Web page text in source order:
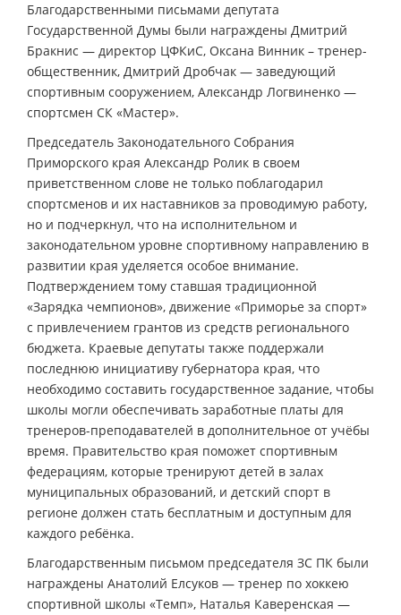
Благодарственными письмами депутата
Государственной Думы были награждены Дмитрий
Бракнис — директор ЦФКиС, Оксана Винник – тренер-
общественник, Дмитрий Дробчак — заведующий
спортивным сооружением, Александр Логвиненко —
спортсмен СК «Мастер».
Председатель Законодательного Собрания
Приморского края Александр Ролик в своем
приветственном слове не только поблагодарил
спортсменов и их наставников за проводимую работу,
но и подчеркнул, что на исполнительном и
законодательном уровне спортивному направлению в
развитии края уделяется особое внимание.
Подтверждением тому ставшая традиционной
«Зарядка чемпионов», движение «Приморье за спорт»
с привлечением грантов из средств регионального
бюджета. Краевые депутаты также поддержали
последнюю инициативу губернатора края, что
необходимо составить государственное задание, чтобы
школы могли обеспечивать заработные платы для
тренеров-преподавателей в дополнительное от учёбы
время. Правительство края поможет спортивным
федерациям, которые тренируют детей в залах
муниципальных образований, и детский спорт в
регионе должен стать бесплатным и доступным для
каждого ребёнка.
Благодарственным письмом председателя ЗС ПК были
награждены Анатолий Елсуков — тренер по хоккею
спортивной школы «Темп», Наталья Каверенская —